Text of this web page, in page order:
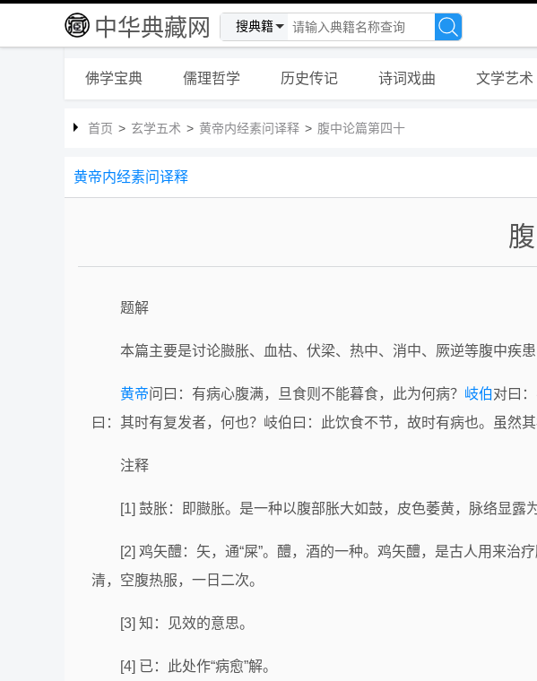
中华典藏网 搜典籍
佛学宝典 儒理哲学 历史传记 诗词戏曲 文学艺术
首页 > 玄学五术 > 黄帝内经素问译释 > 腹中论篇第四十
黄帝内经素问译释
题解
本篇主要是讨论臌胀、血枯、伏梁、热中、消中、厥逆等腹中疾患
黄帝问曰：有病心腹满，旦食则不能暮食，此为何病？ 岐伯对曰
曰：其时有复发者，何也？岐伯曰：此饮食不节，故时有病也。虽然
注释
[1] 鼓胀：即臌胀。是一种以腹部胀大如鼓，皮色萎黄，脉络显露
[2] 鸡矢醴：矢，通“屎”。醴，酒的一种。鸡矢醴，是古人用来
清，空腹热服，一日二次。
[3] 知：见效的意思。
[4] 已：此处作“病愈”解。